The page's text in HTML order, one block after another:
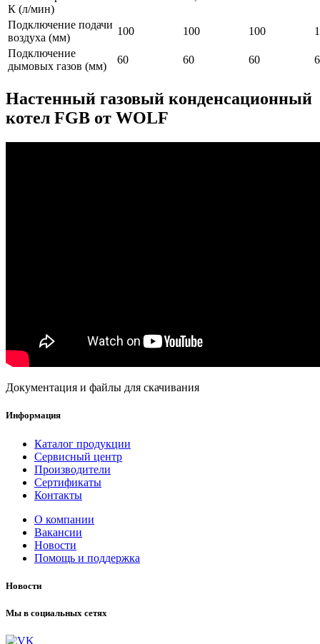
К (л/мин)
Подключение подачи
воздуха (мм)
100 100 100
Подключение
дымовых газов (мм)
60 60 60
Настенный газовый конденсационный
котел FGB от WOLF
Документация и файлы для скачивания
Информация
Каталог продукции
Сервисный центр
Производители
Сертификаты
Контакты
О компании
Вакансии
Новости
Помощь и поддержка
Новости
Мы в социальных сетях